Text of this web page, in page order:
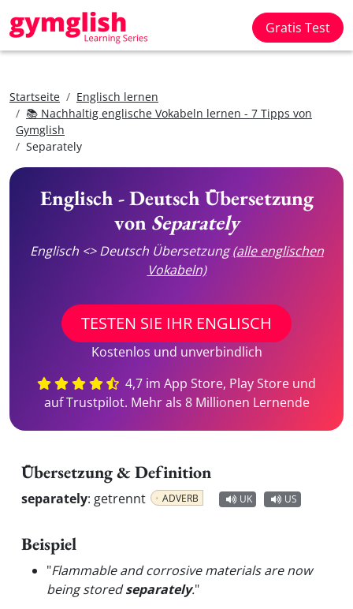
Gratis Test
Startseite
Englisch lernen
📚 Nachhaltig englische Vokabeln lernen - 7 Tipps von
Gymglish
Separately
Englisch - Deutsch Übersetzung
von Separately
Englisch <> Deutsch Übersetzung(alle englischen
Vokabeln)
TESTEN SIE IHR ENGLISCH
Kostenlos und unverbindlich
4,7 im App Store, Play Store und
auf Trustpilot. Mehr als 8 Millionen Lernende
Übersetzung & Definition
separately: getrennt ADVERB UK US
Beispiel
"Flammable and corrosive materials are now
being storedseparately."